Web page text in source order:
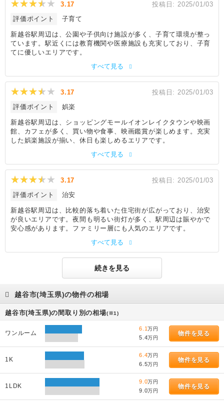
3.17 投稿日: 2025/01/03
評価ポイント
子育て
新越谷駅周辺は、公園や子供向け施設が多く、子育て環境が整っ
ています。駅近くには教育機関や医療施設も充実しており、子育
てに優しいエリアです。
すべて見る
3.17 投稿日: 2025/01/03
評価ポイント
娯楽
新越谷駅周辺は、ショッピングモールイオンレイクタウンや映画
館、カフェが多く、買い物や食事、映画鑑賞が楽しめます。充実
した娯楽施設が揃い、休日も楽しめるエリアです。
すべて見る
3.17 投稿日: 2025/01/03
評価ポイント
治安
新越谷駅周辺は、比較的落ち着いた住宅街が広がっており、治安
が良いエリアです。夜間も明るい街灯が多く、駅周辺は賑やかで
安心感があります。ファミリー層にも人気のエリアです。
すべて見る
続きを見る
越谷市(埼玉県)の物件の相場
越谷市(埼玉県)の間取り別の相場(※1)
ワンルーム
6.1万円
5.4万円
物件を見る
1K
6.4万円
6.5万円
物件を見る
1LDK
9.0万円
9.0万円
物件を見る